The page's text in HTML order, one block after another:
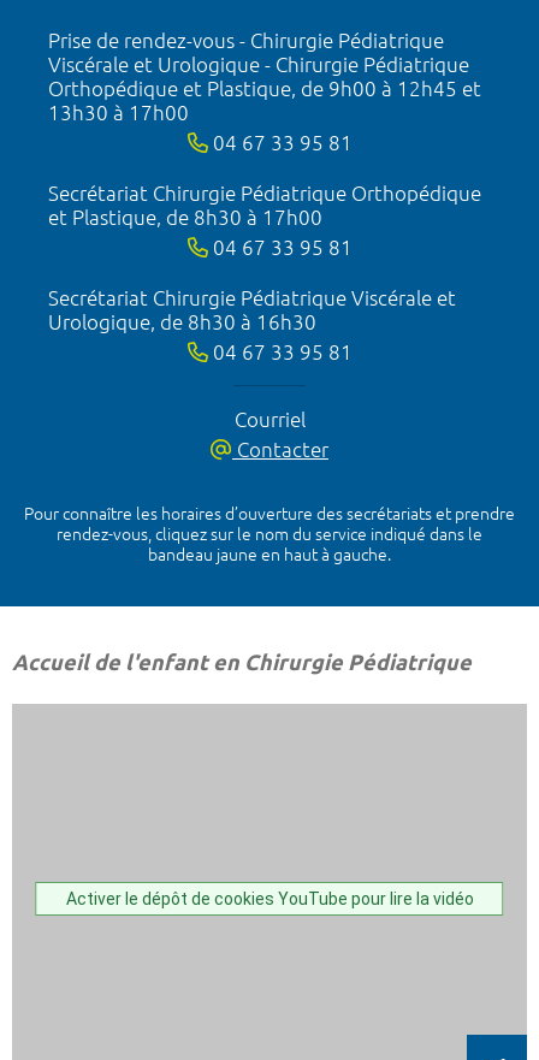
Prise de rendez-vous - Chirurgie Pédiatrique
Viscérale et Urologique - Chirurgie Pédiatrique
Orthopédique et Plastique, de 9h00 à 12h45 et
13h30 à 17h00
04 67 33 95 81
Secrétariat Chirurgie Pédiatrique Orthopédique
et Plastique, de 8h30 à 17h00
04 67 33 95 81
Secrétariat Chirurgie Pédiatrique Viscérale et
Urologique, de 8h30 à 16h30
04 67 33 95 81
Courriel
Contacter
Pour connaître les horaires d’ouverture des secrétariats et prendre
rendez-vous, cliquez sur le nom du service indiqué dans le
bandeau jaune en haut à gauche.
Accueil de l'enfant en Chirurgie Pédiatrique
Activer le dépôt de cookies YouTube pour lire la vidéo